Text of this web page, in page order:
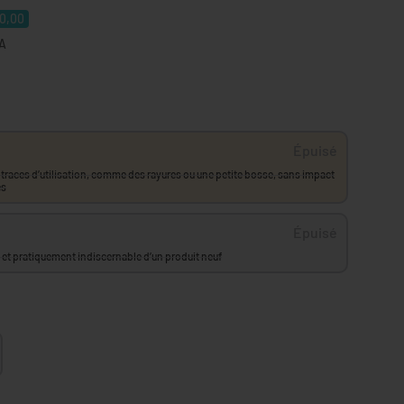
d’utilisation, comme des rayures ou une petite bosse, sans impact
pratiquement indiscernable d’un produit neuf